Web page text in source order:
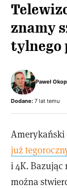
znamy
tylnego
Paweł
Dodane: 7 lat temu
już
i 4K. Bazując
można